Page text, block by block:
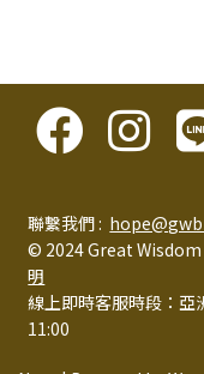
聯繫我們 :
© 2024 Great
明
線上即時客服時段：
11:00